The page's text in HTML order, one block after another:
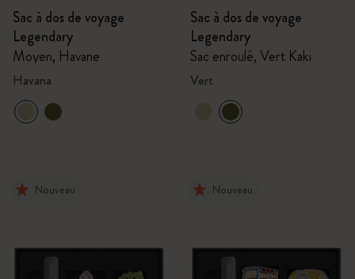
Sac à dos de voyage
Legendary
Moyen, Havane
Havana
Sac à dos de voyage
Legendary
Sac enroulé, Vert Kaki
Vert
Nouveau Nouveau